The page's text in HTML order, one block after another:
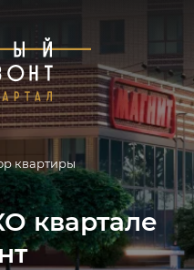
квартиры
квартале